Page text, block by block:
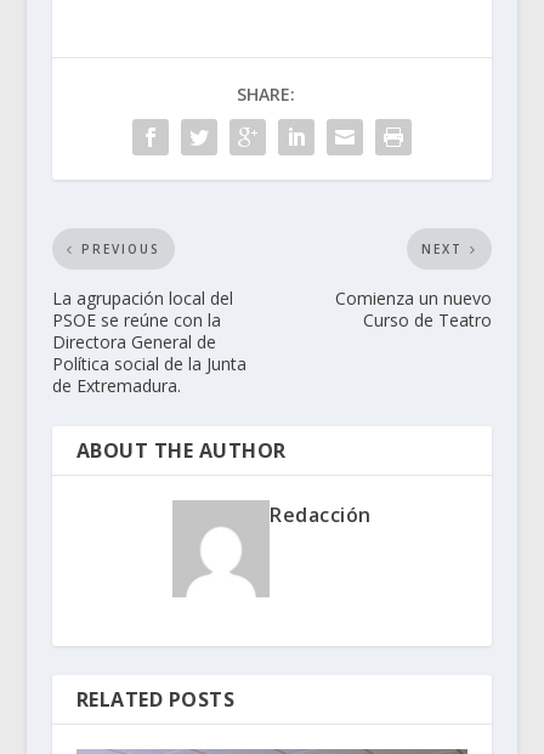
SHARE:
PREVIOUS
La agrupación local del
PSOE se reúne con la
Directora General de
Política social de la Junta
de Extremadura.
NEXT
Comienza un nuevo
Curso de Teatro
ABOUT THE AUTHOR
Redacción
RELATED POSTS